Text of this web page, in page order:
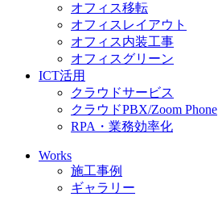
オフィス移転
オフィスレイアウト
オフィス内装工事
オフィスグリーン
ICT活用
クラウドサービス
クラウドPBX/Zoom Phone
RPA・業務効率化
Works
施工事例
ギャラリー